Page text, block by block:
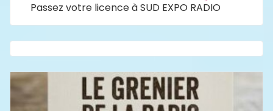
Passez votre licence à SUD EXPO RADIO